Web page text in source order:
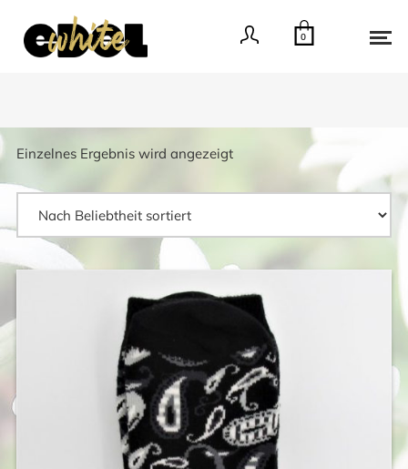
0
Einzelnes Ergebnis wird angezeigt